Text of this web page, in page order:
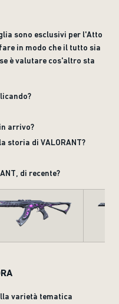
sono esclusivi per l'Atto
in modo che il tutto sia
è valutare cos'altro sta
arrivo?
storia di VALORANT?
di recente?
varietà tematica